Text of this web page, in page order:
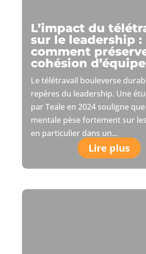
L’impact du
sur le leadership :
comment
cohésion
Le télétravail bouleverse
repères du leadership. Une
par Teale en 2024 souligne
mentale pèse fortement sur
en particulier dans un...
Lire plus